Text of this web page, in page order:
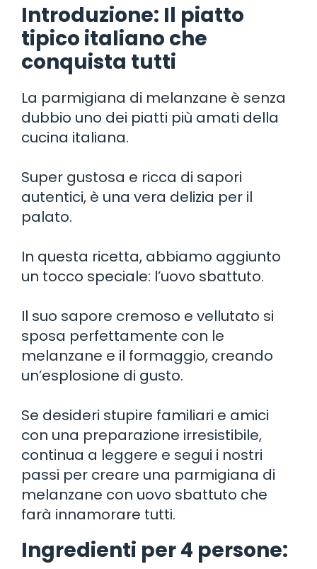
Introduzione: Il piatto
tipico italiano che
conquista tutti
La parmigiana di melanzane è senza
dubbio uno dei piatti più amati della
cucina italiana.
Super gustosa e ricca di sapori
autentici, è una vera delizia per il
palato.
In questa ricetta, abbiamo aggiunto
un tocco speciale: l’uovo sbattuto.
Il suo sapore cremoso e vellutato si
sposa perfettamente con le
melanzane e il formaggio, creando
un’esplosione di gusto.
Se desideri stupire familiari e amici
con una preparazione irresistibile,
continua a leggere e segui i nostri
passi per creare una parmigiana di
melanzane con uovo sbattuto che
farà innamorare tutti.
Ingredienti per 4 persone: